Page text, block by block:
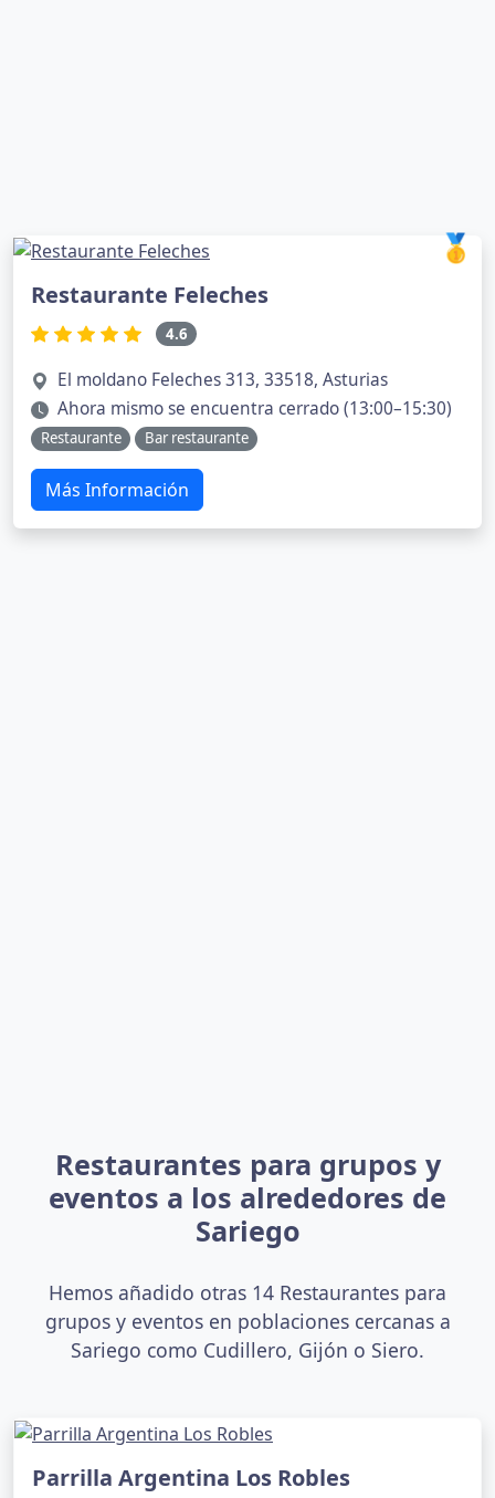
🥇
Restaurante Feleches
4.6
El moldano Feleches 313, 33518, Asturias
Ahora mismo se encuentra cerrado (13:00–15:30)
Restaurante Bar restaurante
Más Información
Restaurantes para grupos y
eventos a los alrededores de
Sariego
Hemos añadido otras 14 Restaurantes para
grupos y eventos en poblaciones cercanas a
Sariego como Cudillero, Gijón o Siero.
Parrilla Argentina Los Robles